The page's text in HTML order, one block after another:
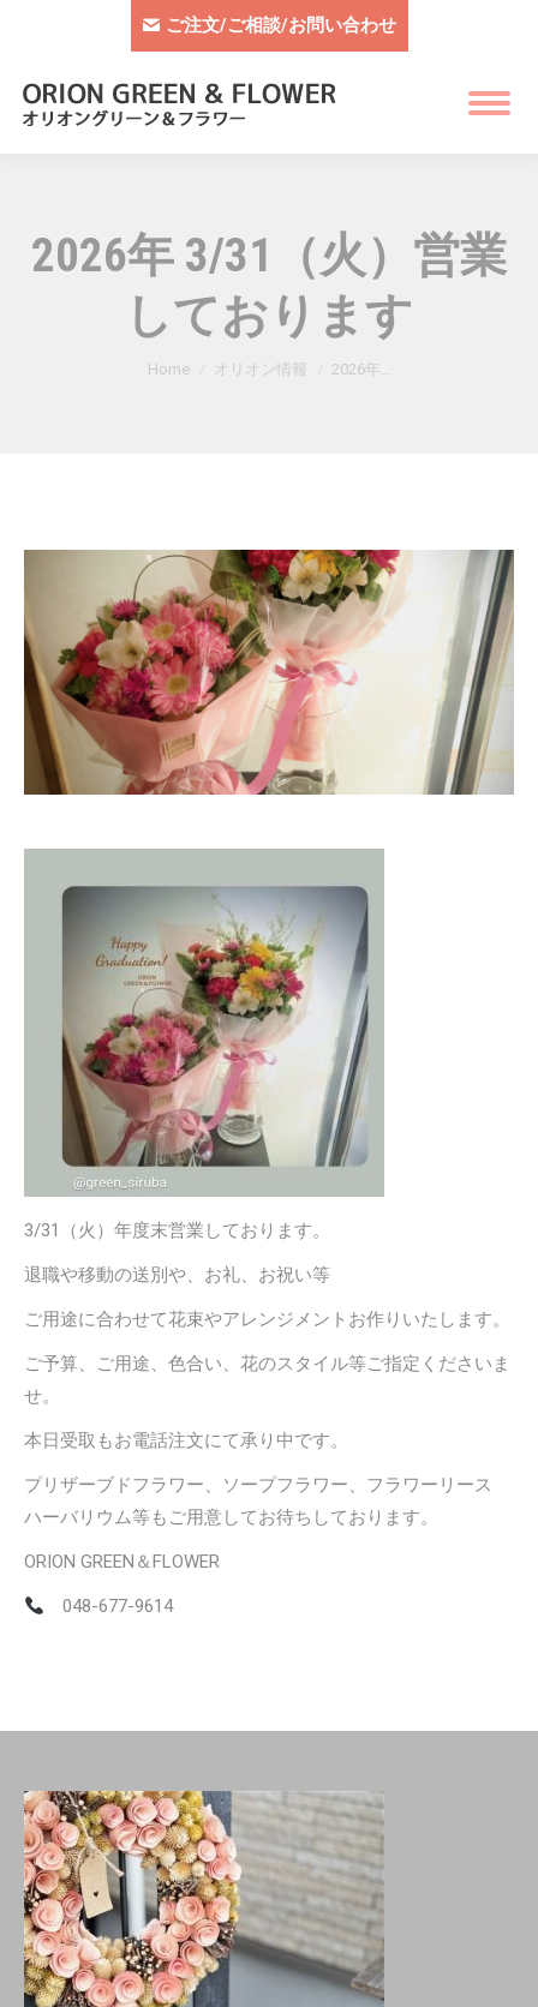
ご注文/ご相談/お問い合わせ
2026年 3/31（火）営業
しております
You are here:
Home オリオン情報 2026年…
3/31（火）年度末営業しております。
退職や移動の送別や、お礼、お祝い等
ご用途に合わせて花束やアレンジメントお作りいたします。
ご予算、ご用途、色合い、花のスタイル等ご指定くださいま
せ。
本日受取もお電話注文にて承り中です。
プリザーブドフラワー、ソープフラワー、フラワーリース
ハーバリウム等もご用意してお待ちしております。
ORION GREEN＆FLOWER
048-677-9614